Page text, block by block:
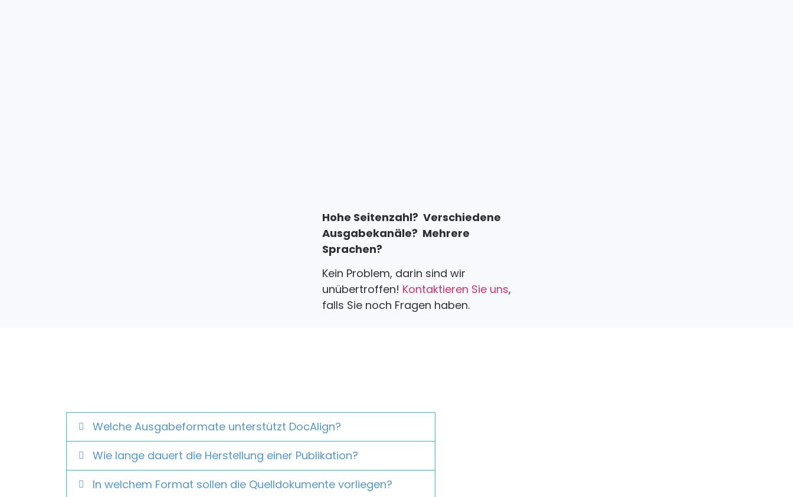
Hohe Seitenzahl? Verschiedene
Ausgabekanäle? Mehrere
Sprachen?
Kein Problem, darin sind wir
unübertroffen! Kontaktieren Sie uns,
falls Sie noch Fragen haben.
Welche Ausgabeformate unterstützt DocAlign?
Wie lange dauert die Herstellung einer Publikation?
In welchem Format sollen die Quelldokumente vorliegen?